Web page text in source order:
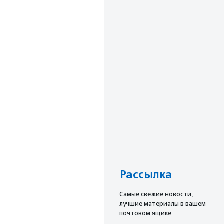
Рассылка
Cамые свежие новости,
лучшие материалы в вашем
почтовом ящике